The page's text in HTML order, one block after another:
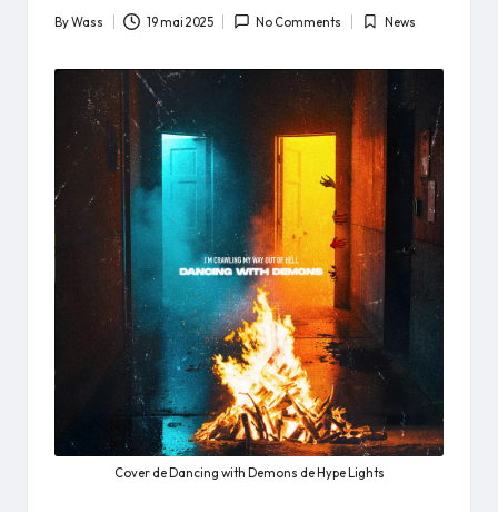
Posted
ByWass 19 mai 2025 No Comments
Posted
News
Cover de Dancing with Demons de Hype Lights